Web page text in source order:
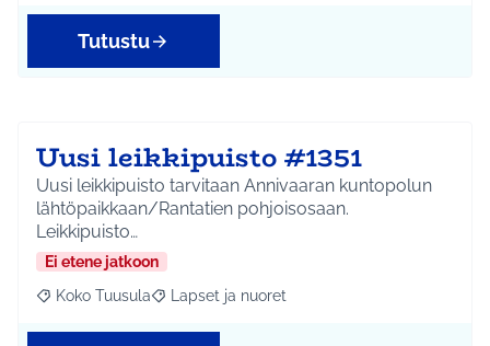
Tutustu
Uusi leikkipuisto #1351
Uusi leikkipuisto tarvitaan Annivaaran kuntopolun
lähtöpaikkaan/Rantatien pohjoisosaan.
Leikkipuisto…
Ei etene jatkoon
Rajaa tulokset aihepiirin mukaan: Koko Tuusula
Koko Tuusula Rajaa tulokset teeman mukaan: Lapset ja
Lapset ja nuoret